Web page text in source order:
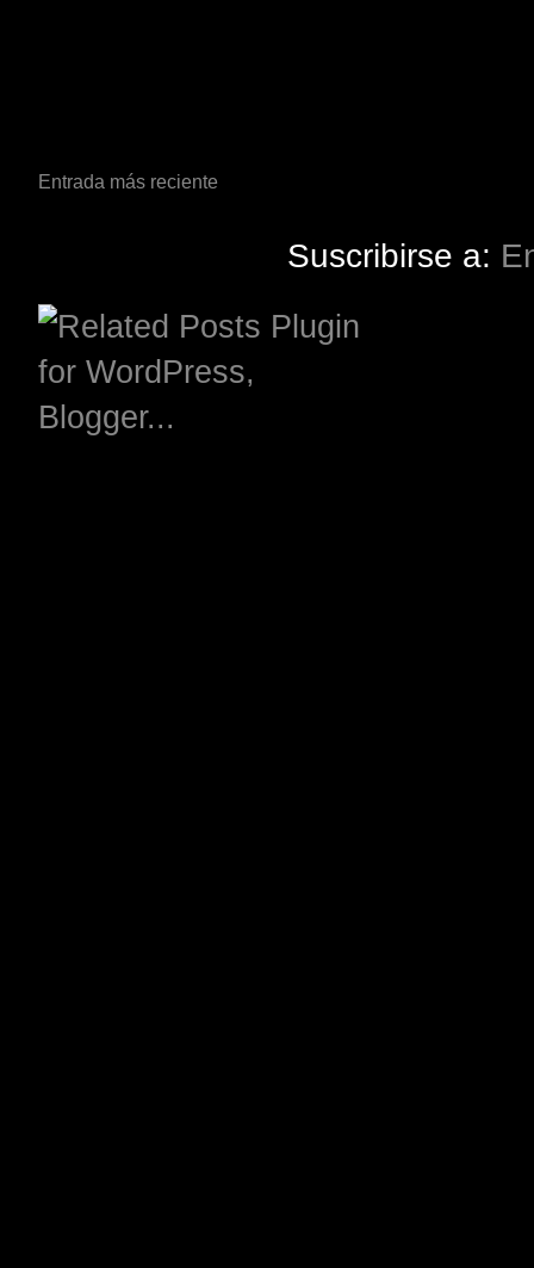
Entrada más reciente
Suscribirse a: